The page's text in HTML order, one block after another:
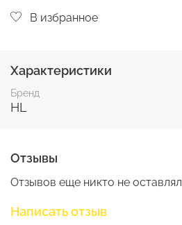
В избранное
Характеристики
Бренд
HL
Отзывы
Отзывов еще никто не оставлял
Написать отзыв